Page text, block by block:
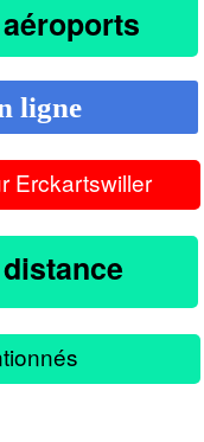
ligne
Erckartswiller